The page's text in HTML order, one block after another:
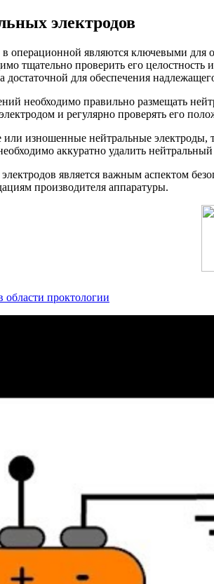
электродов
операционной являются ключевыми
тщательно проверить его
для обеспечения
необходимо правильно размещать
и регулярно проверять его
или изношенные нейтральные
аккуратно удалить
является важным аспектом
производителя аппаратуры.
проктологии